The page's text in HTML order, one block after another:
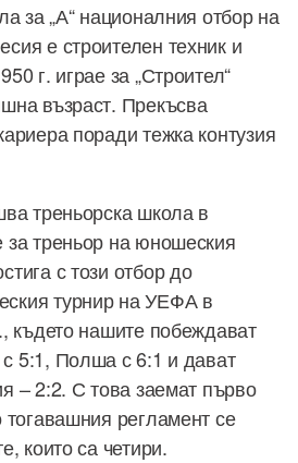
за „А“ националния отбор на
е строителен техник и
г. играе за „Строител“
възраст. Прекъсва
поради тежка контузия
треньорска школа в
треньор на юношеския
с този отбор до
турнир на УЕФА в
където нашите побеждават
5:1, Полша с 6:1 и дават
– 2:2. С това заемат първо
регламент се
които са четири.